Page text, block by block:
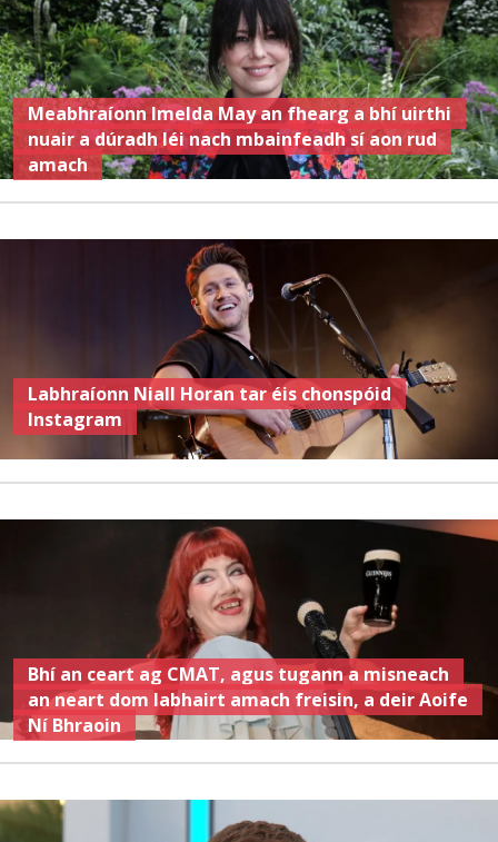
Meabhraíonn Imelda May an fhearg a bhí uirthi
nuair a dúradh léi nach mbainfeadh sí aon rud
amach
Labhraíonn Niall Horan tar éis chonspóid
Instagram
Bhí an ceart ag CMAT, agus tugann a misneach
an neart dom labhairt amach freisin, a deir Aoife
Ní Bhraoin